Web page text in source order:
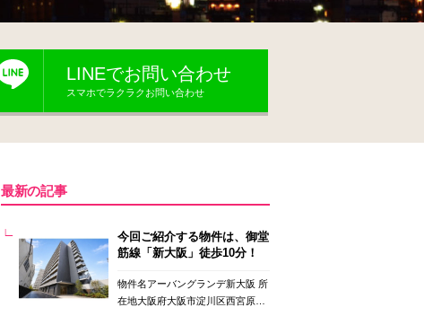
LINEでお問い合わせ
スマホでラクラクお問い合わせ
最新の記事
今回ご紹介する物件は、御堂
筋線「新大阪」徒歩10分！
物件名アーバングランデ新大阪 所
在地大阪府大阪市淀川区西宮原